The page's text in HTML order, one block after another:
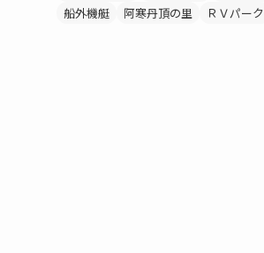
船外機艇
阿寒丹頂の里 ＲＶパーク